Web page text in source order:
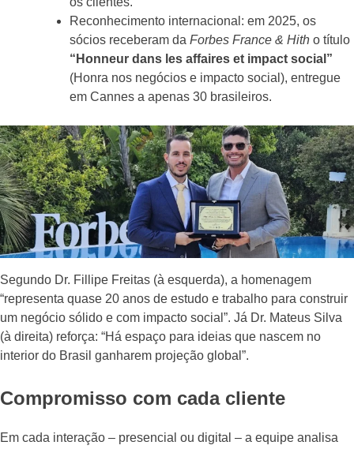
Reconhecimento internacional: em 2025, os
sócios receberam da Forbes France & Hith o título
“Honneur dans les affaires et impact social”
(Honra nos negócios e impacto social), entregue
em Cannes a apenas 30 brasileiros.
Segundo Dr. Fillipe Freitas (à esquerda), a homenagem
“representa quase 20 anos de estudo e trabalho para construir
um negócio sólido e com impacto social”. Já Dr. Mateus Silva
(à direita) reforça: “Há espaço para ideias que nascem no
interior do Brasil ganharem projeção global”.
Compromisso com cada cliente
Em cada interação – presencial ou digital – a equipe analisa